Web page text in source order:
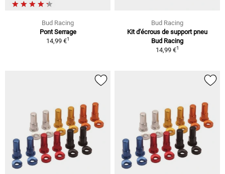
Bud Racing
Pont Serrage
14,99 €1
Bud Racing
Kit d'écrous de support pneu
Bud Racing
14,99 €1